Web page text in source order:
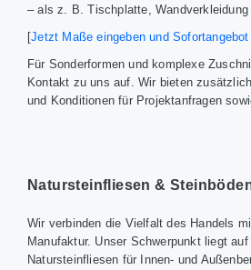
– als z. B. Tischplatte,
[Jetzt Maße eingeben und
Für Sonderformen und komplexe
Kontakt zu uns auf. Wir bieten
und Konditionen für Projektanfragen
Natursteinfliesen &
Wir verbinden die Vielfalt des Handels
Manufaktur. Unser Schwerpunkt liegt
Natursteinfliesen für Innen- und